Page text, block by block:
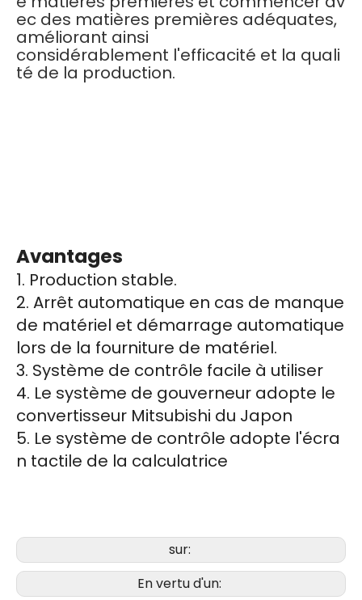
ec des matières premières adéquates,
améliorant ainsi
considérablement l'efficacité et la quali
té de la production.
Avantages
1. Production stable.
2. Arrêt automatique en cas de manque
de matériel et démarrage automatique
lors de la fourniture de matériel.
3. Système de contrôle facile à utiliser
4. Le système de gouverneur adopte le
convertisseur Mitsubishi du Japon
5. Le système de contrôle adopte l'écra
n tactile de la calculatrice
sur:
En vertu d'un: